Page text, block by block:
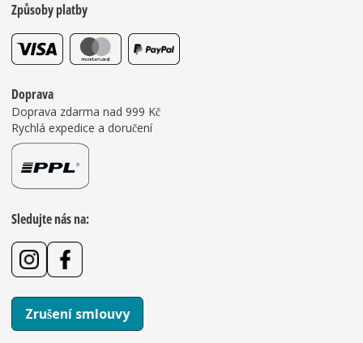
Způsoby platby
Doprava
Doprava zdarma nad 999 Kč
Rychlá expedice a doručení
Sledujte nás na:
Zrušení smlouvy